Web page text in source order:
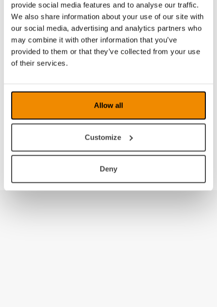
provide social media features and to analyse our traffic.
We also share information about your use of our site with
our social media, advertising and analytics partners who
may combine it with other information that you’ve
provided to them or that they’ve collected from your use
of their services.
Allow all
Customize
Deny
Wenn Sie Dokumente in anderen Sprachen
suchen,kontaktieren Sie uns bitte.
Dealer Zone
einloggen
In der Dealer Zone stehen weitere Informationen für
Händler zur Verfügung.